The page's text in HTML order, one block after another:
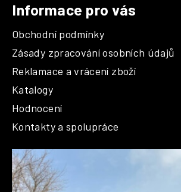
Informace pro vás
Obchodní podmínky
Zásady zpracování osobních údajů
Reklamace a vrácení zboží
Katalogy
Hodnocení
Kontakty a spolupráce